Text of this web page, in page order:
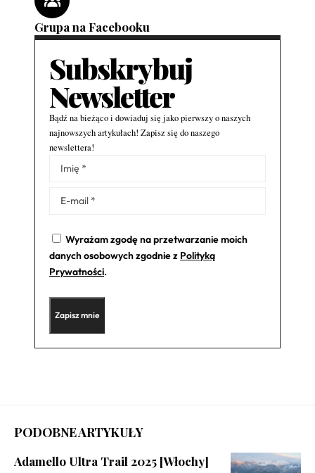
Grupa na Facebooku
Subskrybuj
Newsletter
Bądź na bieżąco i dowiaduj się jako pierwszy o naszych
najnowszych artykułach! Zapisz się do naszego
newslettera!
Wyrażam zgodę na przetwarzanie moich
danych osobowych zgodnie z Polityką
Prywatności.
Alternative:
PODOBNE ARTYKUŁY
Adamello Ultra Trail 2025 [Włochy]